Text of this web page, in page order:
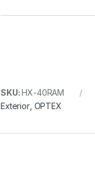
SKU:HX-40RAM
Exterior, OPTEX